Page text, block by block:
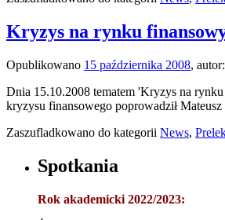
Kryzys na rynku
Opublikowano 15 października 2008, autor:
Dnia 15.10.2008 tematem 'Kryzys na
kryzysu finansowego poprowadził
Zaszufladkowano do kategorii News,
Spotkania
Rok akademicki 2022/2023: